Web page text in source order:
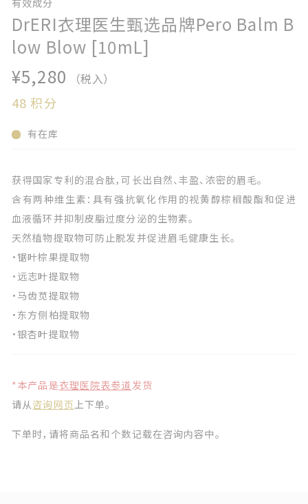
有效成分
DrERI衣理医生甄选品牌Pero Balm B
low Blow [10mL]
¥5,280
（税入）
48 积分
有在库
获得国家专利的混合肽，可长出自然、丰盈、浓密的眉毛。
含有两种维生素：具有强抗氧化作用的视黄醇棕榈酸酯和促进
血液循环并抑制皮脂过度分泌的生物素。
天然植物提取物可防止脱发并促进眉毛健康生长。
・锯叶棕果提取物
・远志叶提取物
・马齿苋提取物
・东方侧柏提取物
・银杏叶提取物
*本产品是衣理医院表参道发货
请从咨询网页上下单。
下单时，请将商品名和个数记载在咨询内容中。